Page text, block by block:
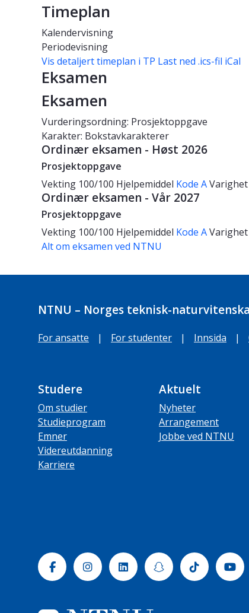
Timeplan
Kalendervisning
Periodevisning
Vis detaljert timeplan i TP Last ned .ics-fil iCal
Eksamen
Eksamen
Vurderingsordning: Prosjektoppgave
Karakter: Bokstavkarakterer
Ordinær eksamen - Høst 2026
Prosjektoppgave
Vekting 100/100 Hjelpemiddel Kode AVarighet
Ordinær eksamen - Vår 2027
Prosjektoppgave
Vekting 100/100 Hjelpemiddel Kode AVarighet
Alt om eksamen ved NTNU
NTNU – Norges teknisk-
For ansatte | For studenter | Innsida |
Studere
Om studier
Studieprogram
Emner
Videreutdanning
Karriere
Aktuelt
Nyheter
Arrangement
Jobbe ved NTNU
FacebookInstagramLinkedinSnapchatTiktok